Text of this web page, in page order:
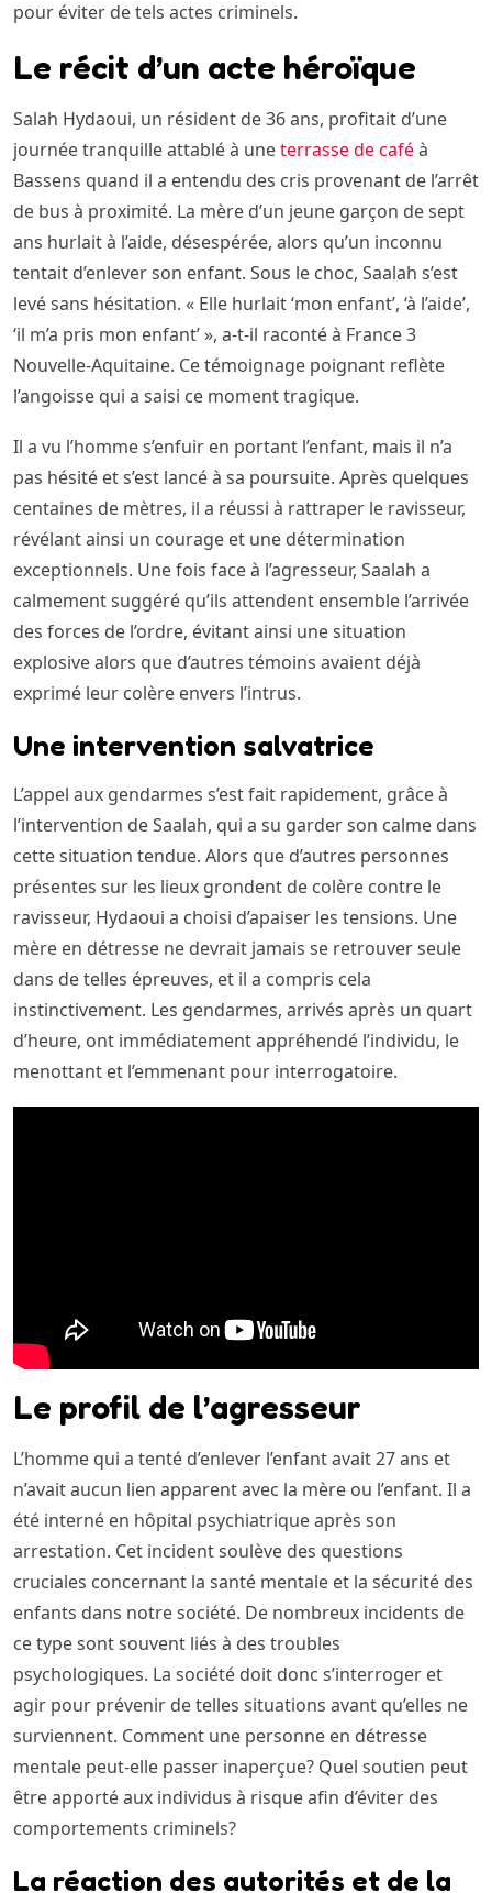
pour éviter de tels actes criminels.
Le récit d’un acte héroïque
Salah Hydaoui, un résident de 36 ans, profitait d’une
journée tranquille attablé à uneterrasse de caféà
Bassens quand il a entendu des cris provenant de l’arrêt
de bus à proximité. La mère d’un jeune garçon de sept
ans hurlait à l’aide, désespérée, alors qu’un inconnu
tentait d’enlever son enfant. Sous le choc, Saalah s’est
levé sans hésitation. « Elle hurlait ‘mon enfant’, ‘à l’aide’,
‘il m’a pris mon enfant’ », a-t-il raconté à France 3
Nouvelle-Aquitaine. Ce témoignage poignant reflète
l’angoisse qui a saisi ce moment tragique.
Il a vu l’homme s’enfuir en portant l’enfant, mais il n’a
pas hésité et s’est lancé à sa poursuite. Après quelques
centaines de mètres, il a réussi à rattraper le ravisseur,
révélant ainsi un courage et une détermination
exceptionnels. Une fois face à l’agresseur, Saalah a
calmement suggéré qu’ils attendent ensemble l’arrivée
des forces de l’ordre, évitant ainsi une situation
explosive alors que d’autres témoins avaient déjà
exprimé leur colère envers l’intrus.
Une intervention salvatrice
L’appel aux gendarmes s’est fait rapidement, grâce à
l’intervention de Saalah, qui a su garder son calme dans
cette situation tendue. Alors que d’autres personnes
présentes sur les lieux grondent de colère contre le
ravisseur, Hydaoui a choisi d’apaiser les tensions. Une
mère en détresse ne devrait jamais se retrouver seule
dans de telles épreuves, et il a compris cela
instinctivement. Les gendarmes, arrivés après un quart
d’heure, ont immédiatement appréhendé l’individu, le
menottant et l’emmenant pour interrogatoire.
Le profil de l’agresseur
L’homme qui a tenté d’enlever l’enfant avait 27 ans et
n’avait aucun lien apparent avec la mère ou l’enfant. Il a
été interné en hôpital psychiatrique après son
arrestation. Cet incident soulève des questions
cruciales concernant la santé mentale et la sécurité des
enfants dans notre société. De nombreux incidents de
ce type sont souvent liés à des troubles
psychologiques. La société doit donc s’interroger et
agir pour prévenir de telles situations avant qu’elles ne
surviennent. Comment une personne en détresse
mentale peut-elle passer inaperçue? Quel soutien peut
être apporté aux individus à risque afin d’éviter des
comportements criminels?
La réaction des autorités et de la